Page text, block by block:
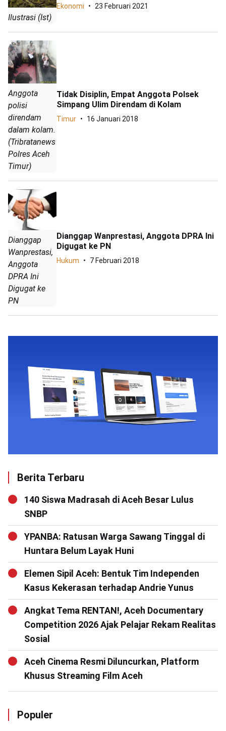
Ilustrasi (Ist)
Ekonomi 23 Februari 2021
Anggota
polisi
direndam
dalam kolam.
(Tribratanews
Polres Aceh
Timur)
Tidak Disiplin, Empat Anggota Polsek
Simpang Ulim Direndam di Kolam
Timur 16 Januari 2018
Dianggap
Wanprestasi,
Anggota
DPRA Ini
Digugat ke
PN
Dianggap Wanprestasi, Anggota DPRA Ini
Digugat ke PN
Hukum 7 Februari 2018
Berita Terbaru
140 Siswa Madrasah di Aceh Besar Lulus
SNBP
YPANBA: Ratusan Warga Sawang Tinggal di
Huntara Belum Layak Huni
Elemen Sipil Aceh: Bentuk Tim Independen
Kasus Kekerasan terhadap Andrie Yunus
Angkat Tema RENTAN!, Aceh Documentary
Competition 2026 Ajak Pelajar Rekam Realitas
Sosial
Aceh Cinema Resmi Diluncurkan, Platform
Khusus Streaming Film Aceh
Populer